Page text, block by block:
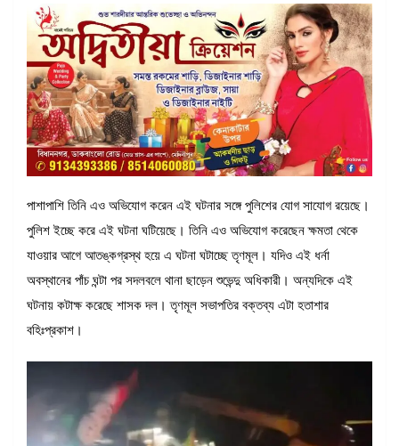
পাশাপাশি তিনি এও অভিযোগ করেন এই ঘটনার সঙ্গে পুলিশের যোগ সাযোগ রয়েছে।
পুলিশ ইচ্ছে করে এই ঘটনা ঘটিয়েছে। তিনি এও অভিযোগ করেছেন ক্ষমতা থেকে
যাওয়ার আগে আতঙ্কগ্রস্থ হয়ে এ ঘটনা ঘটাচ্ছে তৃণমূল। যদিও এই ধর্না
অবস্থানের পাঁচ ঘন্টা পর সদলবলে থানা ছাড়েন শুভেন্দু অধিকারী। অন্যদিকে এই
ঘটনায় কটাক্ষ করেছে শাসক দল। তৃণমূল সভাপতির বক্তব্য এটা হতাশার
বহিঃপ্রকাশ।